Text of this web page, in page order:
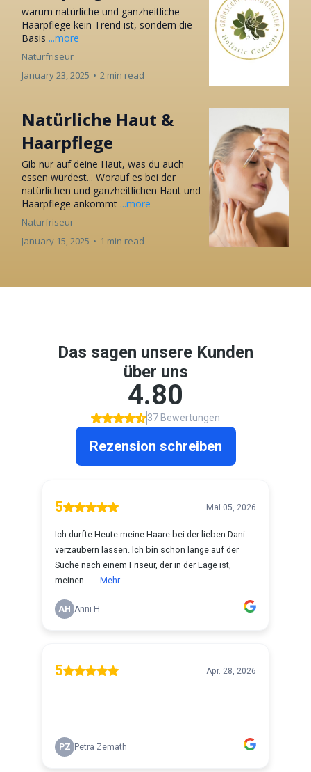
warum natürliche und ganzheitliche
Haarpflege kein Trend ist, sondern die
Basis ...more
Naturfriseur
January 23, 2025 • 2 min read
Natürliche Haut &
Haarpflege
Gib nur auf deine Haut, was du auch
essen würdest... Worauf es bei der
natürlichen und ganzheitlichen Haut und
Haarpflege ankommt ...more
Naturfriseur
January 15, 2025 • 1 min read